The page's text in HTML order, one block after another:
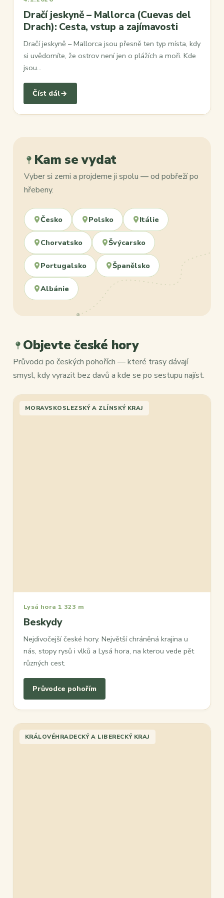
Dračí jeskyně – Mallorca (Cuevas del
Drach): Cesta, vstup a zajímavosti
Dračí jeskyně – Mallorca jsou přesně ten typ místa, kdy
si uvědomíte, že ostrov není jen o plážích a moři. Kde
jsou…
Číst dál
Kam se vydat
Vyber si zemi a projdeme ji spolu — od pobřeží po
hřebeny.
Česko Polsko Itálie
Chorvatsko Švýcarsko
Portugalsko Španělsko
Albánie
Objevte české hory
Průvodci po českých pohořích — které trasy dávají
smysl, kdy vyrazit bez davů a kde se po sestupu najíst.
MORAVSKOSLEZSKÝ A ZLÍNSKÝ KRAJ
Lysá hora 1 323 m
Beskydy
Nejdivočejší české hory. Největší chráněná krajina u
nás, stopy rysů i vlků a Lysá hora, na kterou vede pět
různých cest.
Průvodce pohořím
KRÁLOVÉHRADECKÝ A LIBERECKÝ KRAJ